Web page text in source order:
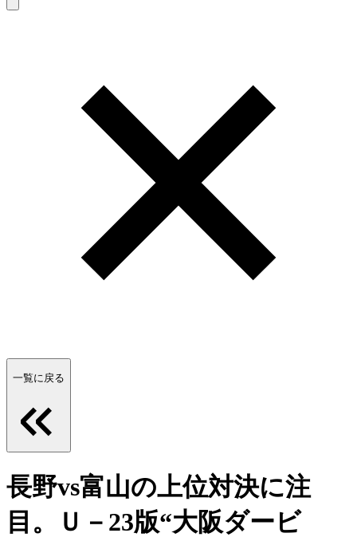
一覧に戻る
長野vs富山の上位対決に注
目。Ｕ－23版“大阪ダービ